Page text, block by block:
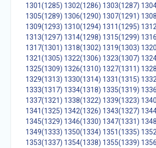
1301(1285) 1302(1286) 1303(1287)
1305(1289) 1306(1290) 1307(1291)
1309(1293) 1310(1294) 1311(1295)
1313(1297) 1314(1298) 1315(1299)
1317(1301) 1318(1302) 1319(1303)
1321(1305) 1322(1306) 1323(1307)
1325(1309) 1326(1310) 1327(1311)
1329(1313) 1330(1314) 1331(1315)
1333(1317) 1334(1318) 1335(1319)
1337(1321) 1338(1322) 1339(1323)
1341(1325) 1342(1326) 1343(1327)
1345(1329) 1346(1330) 1347(1331)
1349(1333) 1350(1334) 1351(1335)
1353(1337) 1354(1338) 1355(1339)